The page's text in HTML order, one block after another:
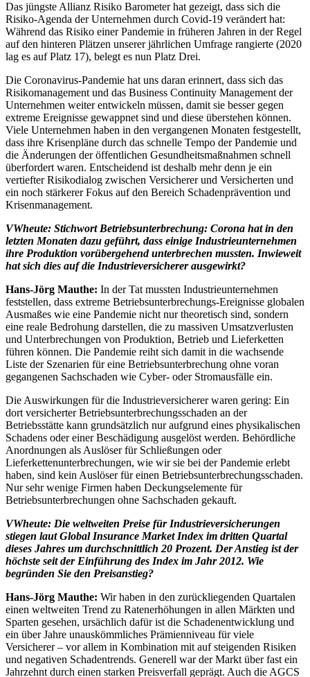
Das jüngste Allianz Risiko Barometer hat gezeigt, dass sich die
Risiko-Agenda der Unternehmen durch Covid-19 verändert hat:
Während das Risiko einer Pandemie in früheren Jahren in der Regel
auf den hinteren Plätzen unserer jährlichen Umfrage rangierte (2020
lag es auf Platz 17), belegt es nun Platz Drei.
Die Coronavirus-Pandemie hat uns daran erinnert, dass sich das
Risikomanagement und das Business Continuity Management der
Unternehmen weiter entwickeln müssen, damit sie besser gegen
extreme Ereignisse gewappnet sind und diese überstehen können.
Viele Unternehmen haben in den vergangenen Monaten festgestellt,
dass ihre Krisenpläne durch das schnelle Tempo der Pandemie und
die Änderungen der öffentlichen Gesundheitsmaßnahmen schnell
überfordert waren. Entscheidend ist deshalb mehr denn je ein
vertiefter Risikodialog zwischen Versicherer und Versicherten und
ein noch stärkerer Fokus auf den Bereich Schadenprävention und
Krisenmanagement.
VWheute: Stichwort Betriebsunterbrechung: Corona hat in den
letzten Monaten dazu geführt, dass einige Industrieunternehmen
ihre Produktion vorübergehend unterbrechen mussten. Inwieweit
hat sich dies auf die Industrieversicherer ausgewirkt?
Hans-Jörg Mauthe: In der Tat mussten Industrieunternehmen
feststellen, dass extreme Betriebsunterbrechungs-Ereignisse globalen
Ausmaßes wie eine Pandemie nicht nur theoretisch sind, sondern
eine reale Bedrohung darstellen, die zu massiven Umsatzverlusten
und Unterbrechungen von Produktion, Betrieb und Lieferketten
führen können. Die Pandemie reiht sich damit in die wachsende
Liste der Szenarien für eine Betriebsunterbrechung ohne voran
gegangenen Sachschaden wie Cyber- oder Stromausfälle ein.
Die Auswirkungen für die Industrieversicherer waren gering: Ein
dort versicherter Betriebsunterbrechungsschaden an der
Betriebsstätte kann grundsätzlich nur aufgrund eines physikalischen
Schadens oder einer Beschädigung ausgelöst werden. Behördliche
Anordnungen als Auslöser für Schließungen oder
Lieferkettenunterbrechungen, wie wir sie bei der Pandemie erlebt
haben, sind kein Auslöser für einen Betriebsunterbrechungsschaden.
Nur sehr wenige Firmen haben Deckungselemente für
Betriebsunterbrechungen ohne Sachschaden gekauft.
VWheute: Die weltweiten Preise für Industrieversicherungen
stiegen laut Global Insurance Market Index im dritten Quartal
dieses Jahres um durchschnittlich 20 Prozent. Der Anstieg ist der
höchste seit der Einführung des Index im Jahr 2012. Wie
begründen Sie den Preisanstieg?
Hans-Jörg Mauthe: Wir haben in den zurückliegenden Quartalen
einen weltweiten Trend zu Ratenerhöhungen in allen Märkten und
Sparten gesehen, ursächlich dafür ist die Schadenentwicklung und
ein über Jahre unauskömmliches Prämienniveau für viele
Versicherer – vor allem in Kombination mit auf steigenden Risiken
und negativen Schadentrends. Generell war der Markt über fast ein
Jahrzehnt durch einen starken Preisverfall geprägt. Auch die AGCS